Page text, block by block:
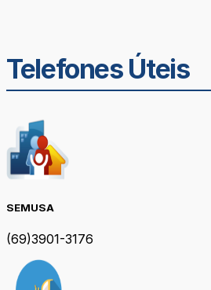
Telefones Úteis
SEMUSA
(69)3901-3176